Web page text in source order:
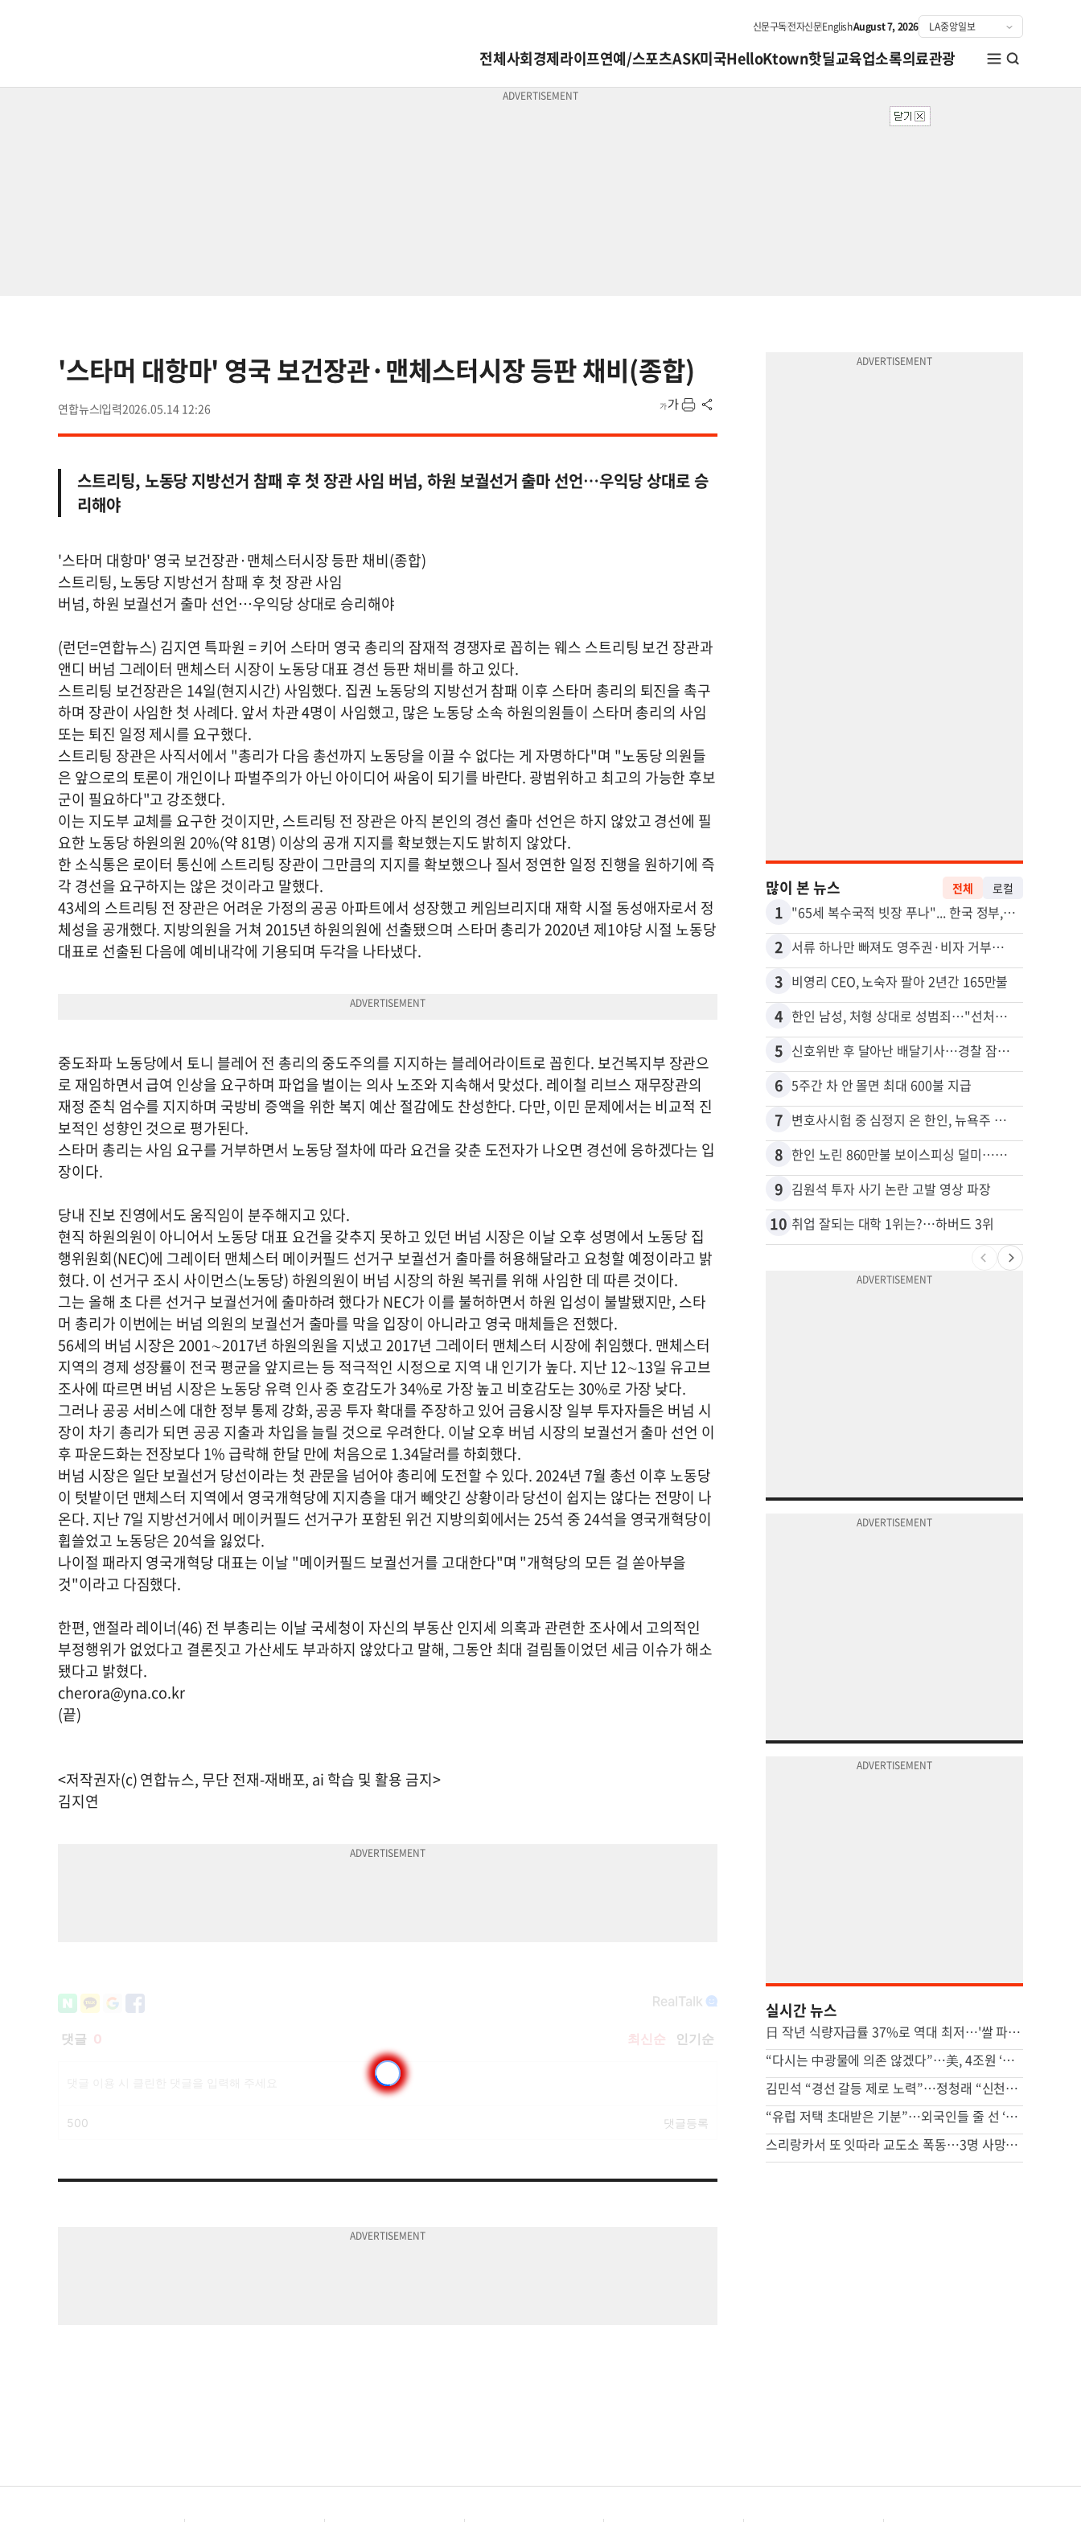
신문구독전자신문EnglishAugust 7, 2026
전체사회경제라이프연예/스포츠ASK미국HelloKtown핫딜교육업소록의료관광
'스타머 대항마' 영국 보건장관·맨체스터시장 등판 채비(종합)
연합뉴스 2026.05.14 12:26
스트리팅, 노동당 지방선거 참패 후 첫 장관 사임 버넘, 하원 보궐선거 출마 선언…우익당 상대로 승
리해야
'스타머 대항마' 영국 보건장관·맨체스터시장 등판 채비(종합)
스트리팅, 노동당 지방선거 참패 후 첫 장관 사임
버넘, 하원 보궐선거 출마 선언…우익당 상대로 승리해야
(런던=연합뉴스) 김지연 특파원 = 키어 스타머 영국 총리의 잠재적 경쟁자로 꼽히는 웨스 스트리팅 보건 장관과
앤디 버넘 그레이터 맨체스터 시장이 노동당 대표 경선 등판 채비를 하고 있다.
스트리팅 보건장관은 14일(현지시간) 사임했다. 집권 노동당의 지방선거 참패 이후 스타머 총리의 퇴진을 촉구
하며 장관이 사임한 첫 사례다. 앞서 차관 4명이 사임했고, 많은 노동당 소속 하원의원들이 스타머 총리의 사임
또는 퇴진 일정 제시를 요구했다.
스트리팅 장관은 사직서에서 "총리가 다음 총선까지 노동당을 이끌 수 없다는 게 자명하다"며 "노동당 의원들
은 앞으로의 토론이 개인이나 파벌주의가 아닌 아이디어 싸움이 되기를 바란다. 광범위하고 최고의 가능한 후보
군이 필요하다"고 강조했다.
이는 지도부 교체를 요구한 것이지만, 스트리팅 전 장관은 아직 본인의 경선 출마 선언은 하지 않았고 경선에 필
요한 노동당 하원의원 20%(약 81명) 이상의 공개 지지를 확보했는지도 밝히지 않았다.
한 소식통은 로이터 통신에 스트리팅 장관이 그만큼의 지지를 확보했으나 질서 정연한 일정 진행을 원하기에 즉
각 경선을 요구하지는 않은 것이라고 말했다.
43세의 스트리팅 전 장관은 어려운 가정의 공공 아파트에서 성장했고 케임브리지대 재학 시절 동성애자로서 정
체성을 공개했다. 지방의원을 거쳐 2015년 하원의원에 선출됐으며 스타머 총리가 2020년 제1야당 시절 노동당
대표로 선출된 다음에 예비내각에 기용되며 두각을 나타냈다.
중도좌파 노동당에서 토니 블레어 전 총리의 중도주의를 지지하는 블레어라이트로 꼽힌다. 보건복지부 장관으
로 재임하면서 급여 인상을 요구하며 파업을 벌이는 의사 노조와 지속해서 맞섰다. 레이철 리브스 재무장관의
재정 준칙 엄수를 지지하며 국방비 증액을 위한 복지 예산 절감에도 찬성한다. 다만, 이민 문제에서는 비교적 진
보적인 성향인 것으로 평가된다.
스타머 총리는 사임 요구를 거부하면서 노동당 절차에 따라 요건을 갖춘 도전자가 나오면 경선에 응하겠다는 입
장이다.
당내 진보 진영에서도 움직임이 분주해지고 있다.
현직 하원의원이 아니어서 노동당 대표 요건을 갖추지 못하고 있던 버넘 시장은 이날 오후 성명에서 노동당 집
행위원회(NEC)에 그레이터 맨체스터 메이커필드 선거구 보궐선거 출마를 허용해달라고 요청할 예정이라고 밝
혔다. 이 선거구 조시 사이먼스(노동당) 하원의원이 버넘 시장의 하원 복귀를 위해 사임한 데 따른 것이다.
그는 올해 초 다른 선거구 보궐선거에 출마하려 했다가 NEC가 이를 불허하면서 하원 입성이 불발됐지만, 스타
머 총리가 이번에는 버넘 의원의 보궐선거 출마를 막을 입장이 아니라고 영국 매체들은 전했다.
56세의 버넘 시장은 2001∼2017년 하원의원을 지냈고 2017년 그레이터 맨체스터 시장에 취임했다. 맨체스터
지역의 경제 성장률이 전국 평균을 앞지르는 등 적극적인 시정으로 지역 내 인기가 높다. 지난 12∼13일 유고브
조사에 따르면 버넘 시장은 노동당 유력 인사 중 호감도가 34%로 가장 높고 비호감도는 30%로 가장 낮다.
그러나 공공 서비스에 대한 정부 통제 강화, 공공 투자 확대를 주장하고 있어 금융시장 일부 투자자들은 버넘 시
장이 차기 총리가 되면 공공 지출과 차입을 늘릴 것으로 우려한다. 이날 오후 버넘 시장의 보궐선거 출마 선언 이
후 파운드화는 전장보다 1% 급락해 한달 만에 처음으로 1.34달러를 하회했다.
버넘 시장은 일단 보궐선거 당선이라는 첫 관문을 넘어야 총리에 도전할 수 있다. 2024년 7월 총선 이후 노동당
이 텃밭이던 맨체스터 지역에서 영국개혁당에 지지층을 대거 빼앗긴 상황이라 당선이 쉽지는 않다는 전망이 나
온다. 지난 7일 지방선거에서 메이커필드 선거구가 포함된 위건 지방의회에서는 25석 중 24석을 영국개혁당이
휩쓸었고 노동당은 20석을 잃었다.
나이절 패라지 영국개혁당 대표는 이날 "메이커필드 보궐선거를 고대한다"며 "개혁당의 모든 걸 쏟아부을
것"이라고 다짐했다.
한편, 앤절라 레이너(46) 전 부총리는 이날 국세청이 자신의 부동산 인지세 의혹과 관련한 조사에서 고의적인
부정행위가 없었다고 결론짓고 가산세도 부과하지 않았다고 말해, 그동안 최대 걸림돌이었던 세금 이슈가 해소
됐다고 밝혔다.
cherora@yna.co.kr
(끝)
<저작권자(c) 연합뉴스, 무단 전재-재배포, ai 학습 및 활용 금지>
김지연
많이 본 뉴스 전체 로컬
1 "65세 복수국적 빗장 푸나"... 한국 정부, 연령 완화 전면 추진
2 서류 하나만 빠져도 영주권·비자 거부…심사관 재량권 대폭 확대
3 비영리 CEO, 노숙자 팔아 2년간 165만불
4 한인 남성, 처형 상대로 성범죄…"선처해줬더니 배신자 취급"
5 신호위반 후 달아난 배달기사…경찰 잠복해 잡고보니 ‘반전’
6 5주간 차 안 몰면 최대 600불 지급
7 변호사시험 중 심정지 온 한인, 뉴욕주 제소
8 한인 노린 860만불 보이스피싱 덜미…영사관·한국 검찰 사칭
9 김원석 투자 사기 논란 고발 영상 파장
10 취업 잘되는 대학 1위는?…하버드 3위
실시간 뉴스
日 작년 식량자급률 37%로 역대 최저…'쌀 파동' 여파
“다시는 中광물에 의존 않겠다”…美, 4조원 ‘광업 프로젝트’ 추진
김민석 “경선 갈등 제로 노력”…정청래 “신천지 의혹 제기 사과부터”
“유럽 저택 초대받은 기분”…외국인들 줄 선 ‘K뷰티 핫플’ 비밀 [비크닉]
스리랑카서 또 잇따라 교도소 폭동…3명 사망·20여명 부상